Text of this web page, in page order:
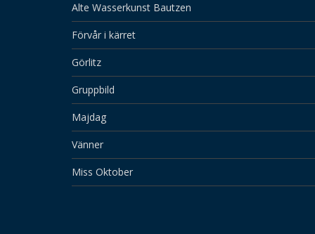
Alte Wasserkunst Bautzen
Förvår i kärret
Görlitz
Gruppbild
Majdag
Vänner
Miss Oktober